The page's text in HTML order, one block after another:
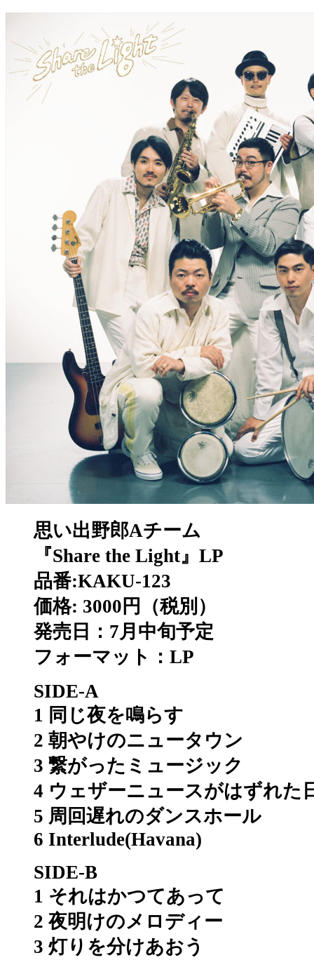
思い出野郎Aチーム
『Share the Light』LP
品番:KAKU-123
価格: 3000円（税別）
発売日：7月中旬予定
フォーマット：LP
SIDE-A
1 同じ夜を鳴らす
2 朝やけのニュータウン
3 繋がったミュージック
4 ウェザーニュースがはずれた
5 周回遅れのダンスホール
6 Interlude(Havana)
SIDE-B
1 それはかつてあって
2 夜明けのメロディー
3 灯りを分けあおう